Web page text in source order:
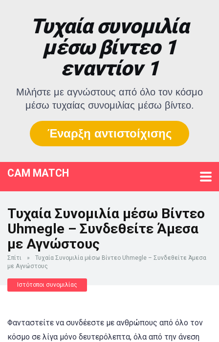
Τυχαία συνομιλία
μέσω βίντεο 1
εναντίον 1
Μιλήστε με αγνώστους από όλο τον κόσμο
μέσω τυχαίας συνομιλίας μέσω βίντεο.
Έναρξη αντιστοίχισης
CAM MATCH
Τυχαία Συνομιλία μέσω Βίντεο
Uhmegle – Συνδεθείτε Άμεσα
με Αγνώστους
Σπίτι »
Τυχαία Συνομιλία μέσω Βίντεο Uhmegle – Συνδεθείτε Άμεσα
με Αγνώστους
Ιστότοποι συνομιλίας
Φανταστείτε να συνδέεστε με ανθρώπους από όλο τον
κόσμο σε λίγα μόνο δευτερόλεπτα, όλα από την άνεση